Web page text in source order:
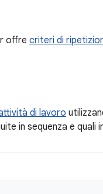
offre criteri di
di lavoro
in sequenza e quali